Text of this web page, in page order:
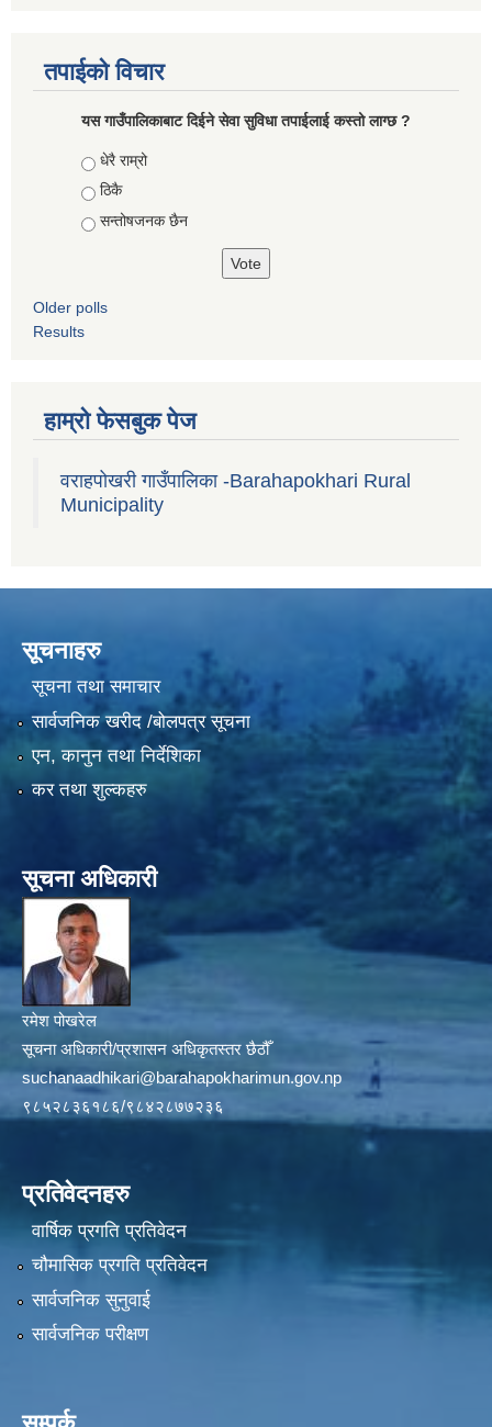
तपाईको विचार
यस गाउँपालिकाबाट दिईने सेवा सुविधा तपाईलाई कस्तो लाग्छ ?
Choices
धेरै राम्रो
ठिकै
सन्तोषजनक छैन
Older polls
Results
हाम्रो फेसबुक पेज
वराहपोखरी गाउँपालिका -Barahapokhari Rural
Municipality
सूचनाहरु
सूचना तथा समाचार
सार्वजनिक खरीद /बोलपत्र सूचना
एन, कानुन तथा निर्देशिका
कर तथा शुल्कहरु
सूचना अधिकारी
रमेश पोखरेल
सूचना अधिकारी/प्रशासन अधिकृतस्तर छैठौँ
suchanaadhikari@barahapokharimun.gov.np
९८५२८३६१८६/९८४२८७७२३६
प्रतिवेदनहरु
वार्षिक प्रगति प्रतिवेदन
चौमासिक प्रगति प्रतिवेदन
सार्वजनिक सुनुवाई
सार्वजनिक परीक्षण